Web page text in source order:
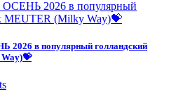
2026 в популярный голландский